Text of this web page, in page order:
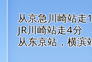
从京急川崎站走
JR川崎站走4分
从东京站，横滨